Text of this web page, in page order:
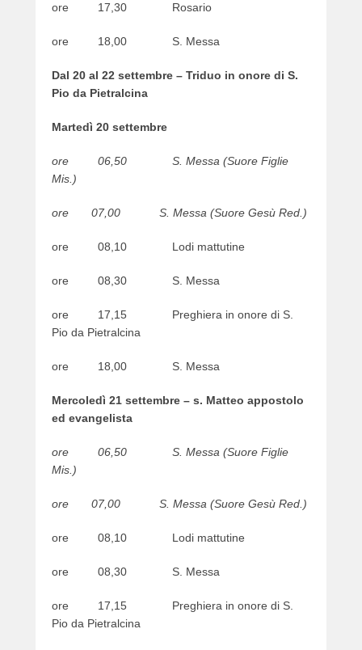
ore 17,30 Rosario
ore 18,00 S. Messa
Dal 20 al 22 settembre – Triduo in onore di S.
Pio da Pietralcina
Martedì 20 settembre
ore 06,50 S. Messa (Suore Figlie
Mis.)
ore 07,00 S. Messa (Suore Gesù Red.)
ore 08,10 Lodi mattutine
ore 08,30 S. Messa
ore 17,15 Preghiera in onore di S.
Pio da Pietralcina
ore 18,00 S. Messa
Mercoledì 21 settembre – s. Matteo appostolo
ed evangelista
ore 06,50 S. Messa (Suore Figlie
Mis.)
ore 07,00 S. Messa (Suore Gesù Red.)
ore 08,10 Lodi mattutine
ore 08,30 S. Messa
ore 17,15 Preghiera in onore di S.
Pio da Pietralcina